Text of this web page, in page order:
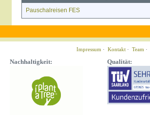
Pauschalreisen FES
Impressum · Kontakt · Team ·
Nachhaltigkeit: Qualität: